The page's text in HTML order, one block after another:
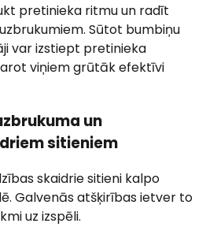
pretinieka ritmu un radīt
Sūtot bumbiņu
var izstiept pretinieka
viņiem grūtāk efektīvi
un
sitieniem
skaidrie sitieni kalpo
Galvenās atšķirības ietver to
uz izspēli.